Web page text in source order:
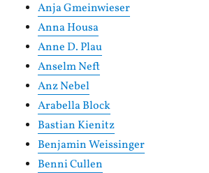
Anja Gmeinwieser
Anna Housa
Anne D. Plau
Anselm Neft
Anz Nebel
Arabella Block
Bastian Kienitz
Benjamin Weissinger
Benni Cullen